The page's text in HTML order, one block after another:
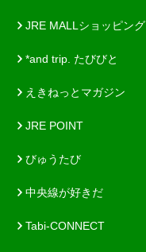
JRE MALLショッピング
*and trip. たびびと
えきねっとマガジン
JRE POINT
びゅうたび
中央線が好きだ
Tabi-CONNECT